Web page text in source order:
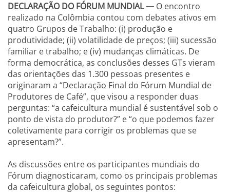
DECLARAÇÃO DO FÓRUM MUNDIAL — O encontro
realizado na Colômbia contou com debates ativos em
quatro Grupos de Trabalho: (i) produção e
produtividade; (ii) volatilidade de preços; (iii) sucessão
familiar e trabalho; e (iv) mudanças climáticas. De
forma democrática, as conclusões desses GTs vieram
das orientações das 1.300 pessoas presentes e
originaram a “Declaração Final do Fórum Mundial de
Produtores de Café”, que visou a responder duas
perguntas: “a cafeicultura mundial é sustentável sob o
ponto de vista do produtor?” e “o que podemos fazer
coletivamente para corrigir os problemas que se
apresentam?”.
As discussões entre os participantes mundiais do
Fórum diagnosticaram, como os principais problemas
da cafeicultura global, os seguintes pontos: